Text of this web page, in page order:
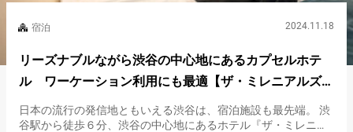
宿泊 2024.11.18
リーズナブルながら渋谷の中心地にあるカプセルホテ
ル ワーケーション利用にも最適【ザ・ミレニアルズ渋
谷】
日本の流行の発信地ともいえる渋谷は、宿泊施設も最先端。 渋
谷駅から徒歩６分、渋谷の中心地にあるホテル『ザ・ミレニア